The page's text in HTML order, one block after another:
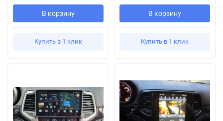
В корзину
Купить в 1 клик
В корзину
Купить в 1 клик